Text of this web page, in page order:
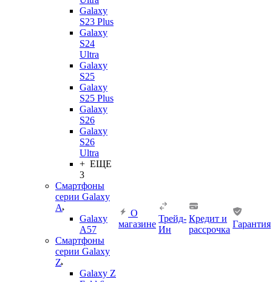
Galaxy
S23 Plus
Galaxy
S24
Ultra
Galaxy
S25
Galaxy
S25 Plus
Galaxy
S26
Galaxy
S26
Ultra
+ ЕЩЕ
3
Смартфоны
серии Galaxy
A
Galaxy
A57
Смартфоны
серии Galaxy
Z
Galaxy Z
О
магазине
Трейд-
Ин
Кредит и
рассрочка
Гарантия